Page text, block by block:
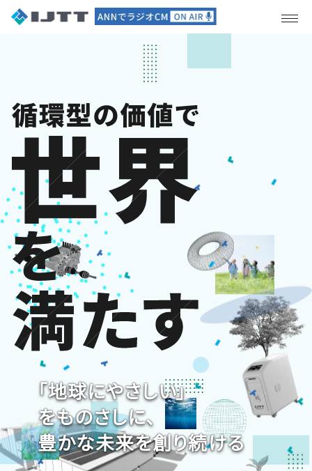
「地球にやさしい」
をものさしに、
豊かな未来を創り続ける